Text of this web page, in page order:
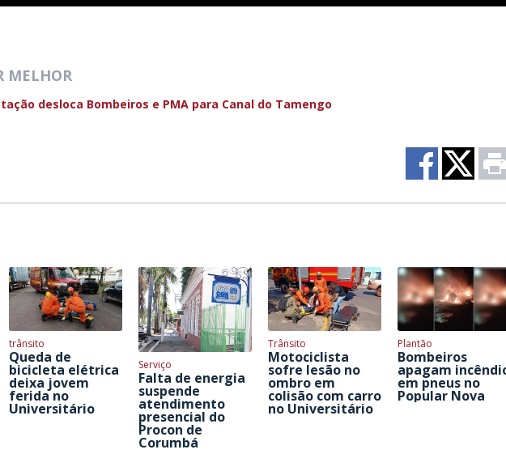
MELHOR
desloca Bombeiros e PMA para Canal do Tamengo
trânsito
Queda de
bicicleta elétrica
deixa jovem
ferida no
Universitário
Serviço
Falta de energia
suspende
atendimento
presencial do
Procon de
Corumbá
Trânsito
Motociclista
sofre lesão no
ombro em
colisão com carro
no Universitário
Plantão
Bombeiros
apagam
em pneus no
Popular Nova